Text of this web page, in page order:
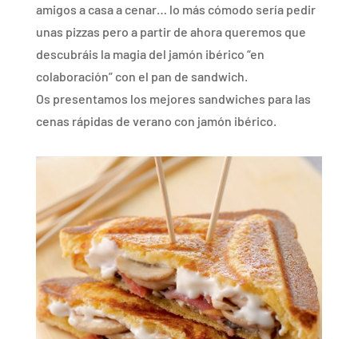
amigos a casa a cenar… lo más cómodo sería pedir
unas pizzas pero a partir de ahora queremos que
descubráis la magia del jamón ibérico “en
colaboración” con el pan de sandwich.
Os presentamos los mejores sandwiches para las
cenas rápidas de verano con jamón ibérico.